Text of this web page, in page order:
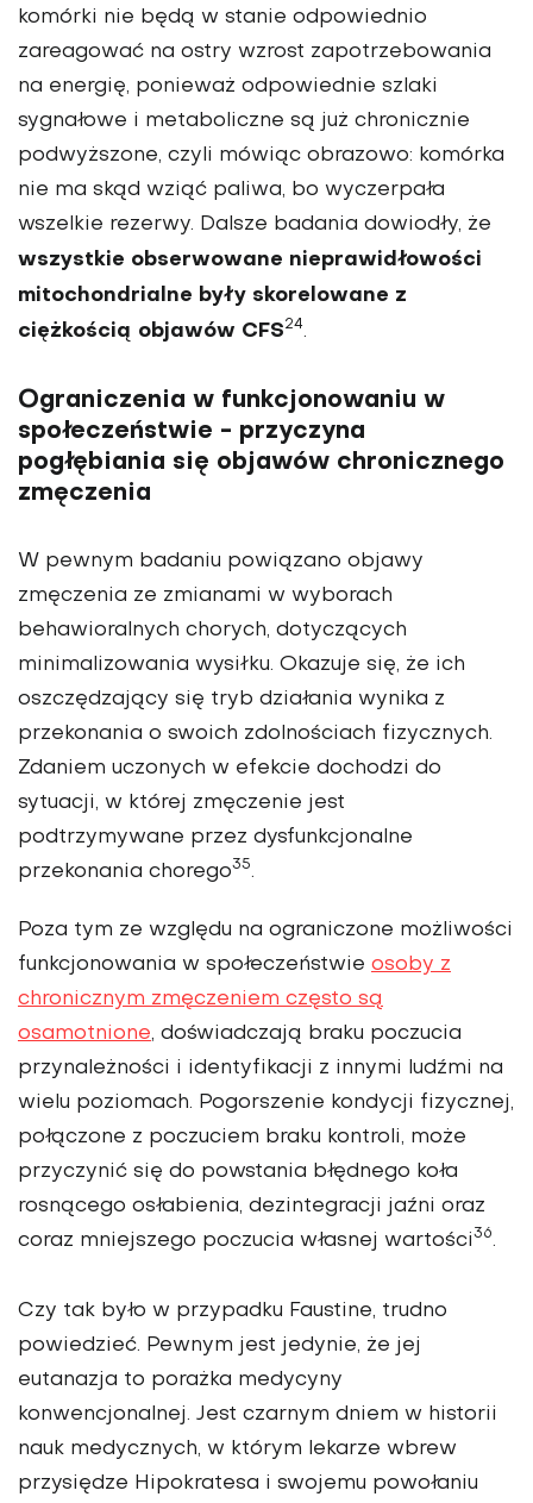
komórki nie będą w stanie odpowiednio
zareagować na ostry wzrost zapotrzebowania
na energię, ponieważ odpowiednie szlaki
sygnałowe i metaboliczne są już chronicznie
podwyższone, czyli mówiąc obrazowo: komórka
nie ma skąd wziąć paliwa, bo wyczerpała
wszelkie rezerwy. Dalsze badania dowiodły, że
wszystkie obserwowane nieprawidłowości
mitochondrialne były skorelowane z
ciężkością objawów CFS24.
Ograniczenia w funkcjonowaniu w
społeczeństwie - przyczyna
pogłębiania się objawów chronicznego
zmęczenia
W pewnym badaniu powiązano objawy
zmęczenia ze zmianami w wyborach
behawioralnych chorych, dotyczących
minimalizowania wysiłku. Okazuje się, że ich
oszczędzający się tryb działania wynika z
przekonania o swoich zdolnościach fizycznych.
Zdaniem uczonych w efekcie dochodzi do
sytuacji, w której zmęczenie jest
podtrzymywane przez dysfunkcjonalne
przekonania chorego35.
Poza tym ze względu na ograniczone możliwości
funkcjonowania w społeczeństwie osoby z
chronicznym zmęczeniem często są
osamotnione, doświadczają braku poczucia
przynależności i identyfikacji z innymi ludźmi na
wielu poziomach. Pogorszenie kondycji fizycznej,
połączone z poczuciem braku kontroli, może
przyczynić się do powstania błędnego koła
rosnącego osłabienia, dezintegracji jaźni oraz
coraz mniejszego poczucia własnej wartości36.
Czy tak było w przypadku Faustine, trudno
powiedzieć. Pewnym jest jedynie, że jej
eutanazja to porażka medycyny
konwencjonalnej. Jest czarnym dniem w historii
nauk medycznych, w którym lekarze wbrew
przysiędze Hipokratesa i swojemu powołaniu